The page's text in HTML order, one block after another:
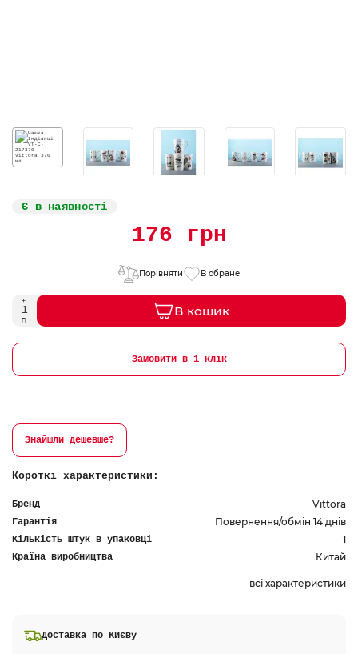
Є в наявності
176 грн
Порівняти В обране
В кошик
Замовити в 1 клік
Знайшли дешевше?
Короткі характеристики:
Бренд Vittora
Гарантія Повернення/обмін 14 днів
Кількість штук в упаковці 1
Країна виробництва Китай
всі характеристики
Доставка по Києву